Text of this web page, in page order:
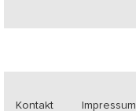
Kontakt Impressum